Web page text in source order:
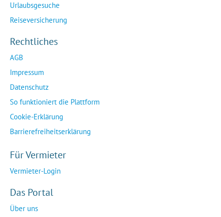
Urlaubsgesuche
Reiseversicherung
Rechtliches
AGB
Impressum
Datenschutz
So funktioniert die Plattform
Cookie-Erklärung
Barrierefreiheitserklärung
Für Vermieter
Vermieter-Login
Das Portal
Über uns